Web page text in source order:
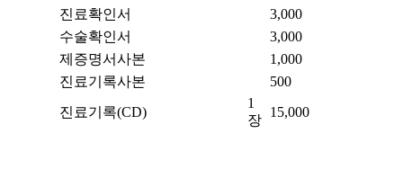
진료확인서
3,000
수술확인서
3,000
제증명서사본
1,000
진료기록사본
500
진료기록(CD)
1
장
15,000